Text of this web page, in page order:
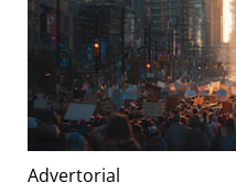
Advertorial